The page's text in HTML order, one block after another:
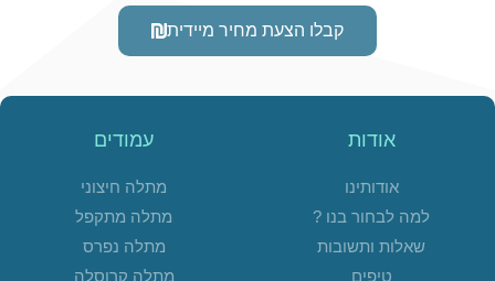
קבלו הצעת מחיר מיידית
אודות
אודותינו
למה לבחור בנו ?
שאלות ותשובות
טיפים
עמודים
מתלה חיצוני
מתלה מתקפל
מתלה נפרס
מתלה קרוסלה